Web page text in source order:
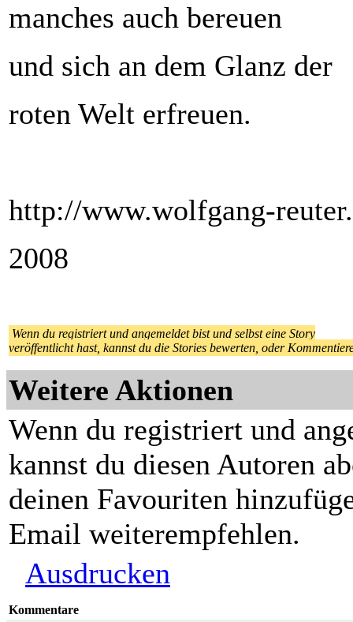
manches auch bereuen
und sich an dem Glanz der
roten Welt erfreuen.
http://www.wolfgang-
2008
Wenn du registriert und angemeldet bist und selbst eine Story
veröffentlicht hast, kannst du die Stories bewerten, oder
Weitere Aktionen
Wenn du registriert und
kannst du diesen Autoren
deinen Favouriten
Email weiterempfehlen.
Ausdrucken
Kommentare